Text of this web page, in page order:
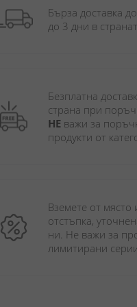
Бърза доставка
до 3 дни в
Безплатна
НЕ важи за
продукти от
Вземете от място
отстъпка,
ни. Не важи за
лимитирани